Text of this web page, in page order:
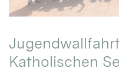
Katholischen